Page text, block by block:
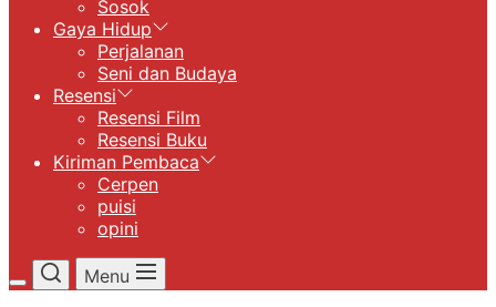
Sosok
Gaya Hidup
Perjalanan
Seni dan Budaya
Resensi
Resensi Film
Resensi Buku
Kiriman Pembaca
Cerpen
puisi
opini
Menu